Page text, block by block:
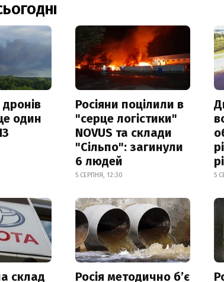
один
Росіяни поцілили в
"серце логістики"
NOVUS та склади
"Сільпо": загинули
6 людей
5 СЕРПНЯ, 12:30 5
склад
Росія методично б’є